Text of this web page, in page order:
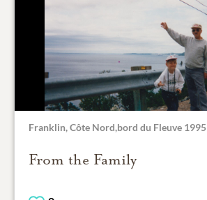
Franklin, Côte Nord,bord du Fleuve 1995
From the Family